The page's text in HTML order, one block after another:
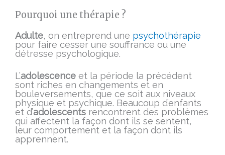
Pourquoi une thérapie ?
Adulte, on entreprend une psychothérapie
pour faire cesser une souffrance ou une
détresse psychologique.
L’adolescence et la période la précédent
sont riches en changements et en
bouleversements, que ce soit aux niveaux
physique et psychique. Beaucoup d’enfants
et d’adolescents rencontrent des problèmes
qui affectent la façon dont ils se sentent,
leur comportement et la façon dont ils
apprennent.